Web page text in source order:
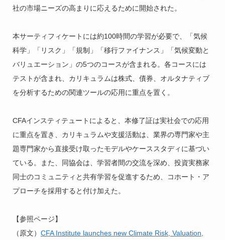
社の市場ニーズの高まりに応えるために開始された。
本サーティフィケートには約100時間の学習が必要で、「気候
科学」「リスク」「規制」「移行ファイナンス」「気候変動と
バリュエーション」の5つのコースが含まれる。各コースには
テストが含まれ、カリキュラムは株式、債券、オルタナティブ
を分析するための関連ツールの応用に重点を置く。
CFAインスティテュートによると、本修了証は実社会での応用
に重点を置き、カリキュラムや支援活動は、業界の専門家や主
題専門家から直接受け取ったモデルやケーススタディに基づい
ている。また、同協会は、学習者間の交流を深め、投資実務家
同士のコミュニティと共有学習を促進するため、コホート・ア
プローチを採用すると付け加えた。
【参照ページ】
（原文） CFA Institute launches new Climate Risk, Valuation,